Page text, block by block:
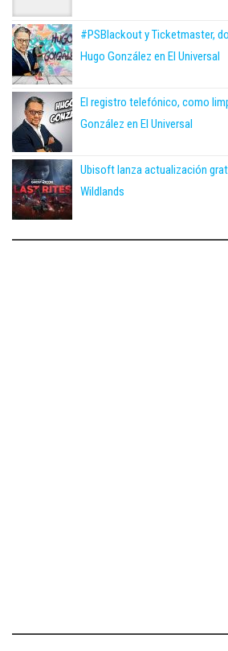
#PSBlackout y Ticketmaster,
Hugo González en El Universal
El registro telefónico, como
González en El Universal
Ubisoft lanza actualización
Wildlands